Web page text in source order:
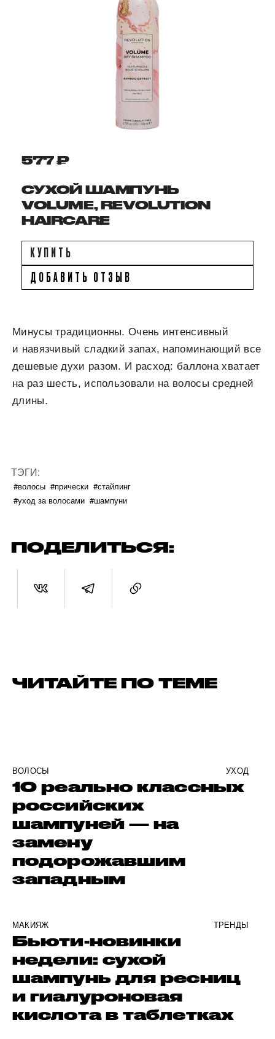
577 ₽
СУХОЙ ШАМПУНЬ
VOLUME, REVOLUTION
HAIRCARE
КУПИТЬ
ДОБАВИТЬ ОТЗЫВ
Минусы традиционны. Очень интенсивный
и навязчивый сладкий запах, напоминающий все
дешевые духи разом. И расход: баллона хватает
на раз шесть, использовали на волосы средней
длины.
ТЭГИ:
#волосы #прически #стайлинг
#уход за волосами #шампуни
ПОДЕЛИТЬСЯ:
ЧИТАЙТЕ ПО ТЕМЕ
ВОЛОСЫ УХОД
10 реально классных
российских
шампуней — на
замену
подорожавшим
западным
МАКИЯЖ ТРЕНДЫ
Бьюти-новинки
недели: сухой
шампунь для ресниц
и гиалуроновая
кислота в таблетках